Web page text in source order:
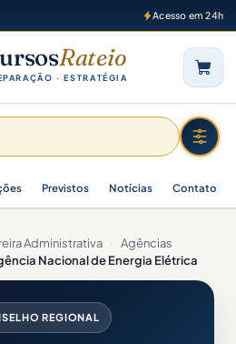
Acesso em 24h
Rateio
· ESTRATÉGIA
Previstos Notícias Contato
Administrativa › Agências
Nacional de Energia Elétrica
REGIONAL